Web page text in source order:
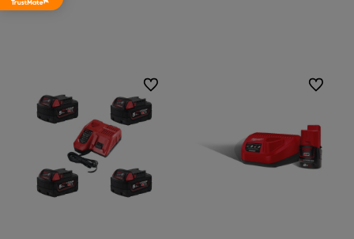
Do ulubionych Do